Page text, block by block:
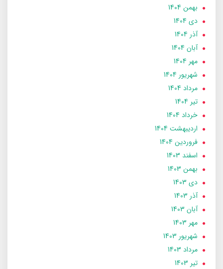
بهمن 1404
دی 1404
آذر 1404
آبان 1404
مهر 1404
شهریور 1404
مرداد 1404
تير 1404
خرداد 1404
ارديبهشت 1404
فروردین 1404
اسفند 1403
بهمن 1403
دی 1403
آذر 1403
آبان 1403
مهر 1403
شهریور 1403
مرداد 1403
تير 1403